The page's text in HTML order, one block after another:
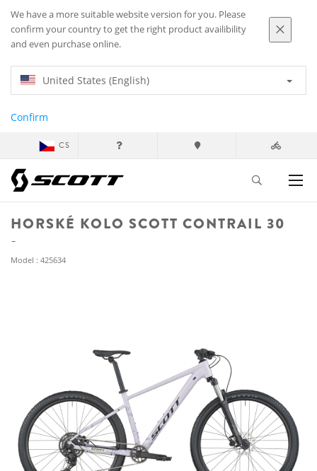
We have a more suitable website version for you. Please
confirm your country to get the right product availibility
and even purchase online.
United States (English)
Confirm
CS
HORSKÉ KOLO SCOTT CONTRAIL 30
Model : 425634